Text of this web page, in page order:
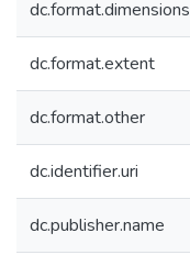
dc.format.dimensions
dc.format.extent
dc.format.other
dc.identifier.uri
dc.publisher.name